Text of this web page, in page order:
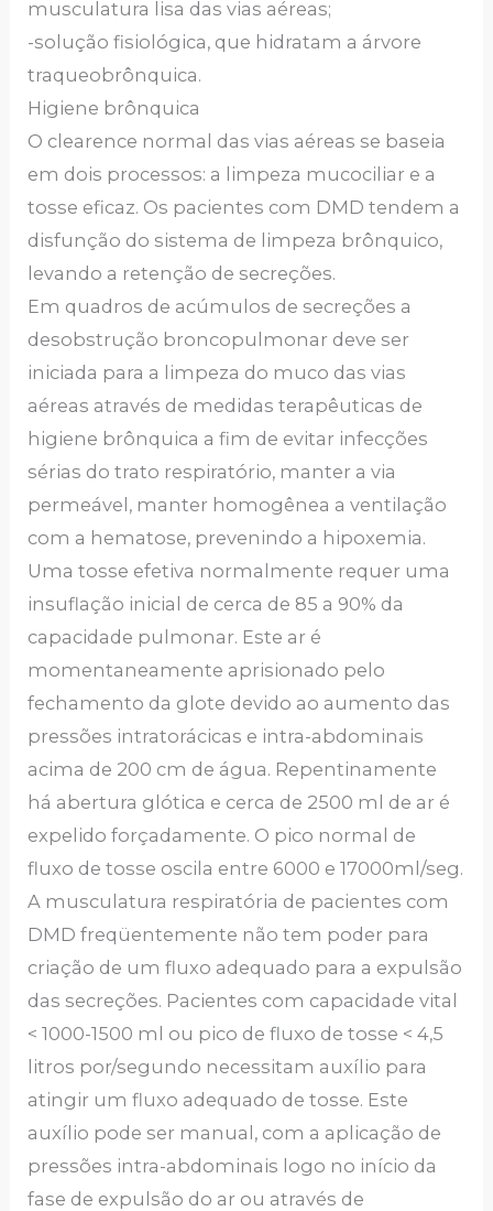
musculatura lisa das vias aéreas;
-solução fisiológica, que hidratam a árvore
traqueobrônquica.
Higiene brônquica
O clearence normal das vias aéreas se baseia
em dois processos: a limpeza mucociliar e a
tosse eficaz. Os pacientes com DMD tendem a
disfunção do sistema de limpeza brônquico,
levando a retenção de secreções.
Em quadros de acúmulos de secreções a
desobstrução broncopulmonar deve ser
iniciada para a limpeza do muco das vias
aéreas através de medidas terapêuticas de
higiene brônquica a fim de evitar infecções
sérias do trato respiratório, manter a via
permeável, manter homogênea a ventilação
com a hematose, prevenindo a hipoxemia.
Uma tosse efetiva normalmente requer uma
insuflação inicial de cerca de 85 a 90% da
capacidade pulmonar. Este ar é
momentaneamente aprisionado pelo
fechamento da glote devido ao aumento das
pressões intratorácicas e intra-abdominais
acima de 200 cm de água. Repentinamente
há abertura glótica e cerca de 2500 ml de ar é
expelido forçadamente. O pico normal de
fluxo de tosse oscila entre 6000 e 17000ml/seg.
A musculatura respiratória de pacientes com
DMD freqüentemente não tem poder para
criação de um fluxo adequado para a expulsão
das secreções. Pacientes com capacidade vital
< 1000-1500 ml ou pico de fluxo de tosse < 4,5
litros por/segundo necessitam auxílio para
atingir um fluxo adequado de tosse. Este
auxílio pode ser manual, com a aplicação de
pressões intra-abdominais logo no início da
fase de expulsão do ar ou através de